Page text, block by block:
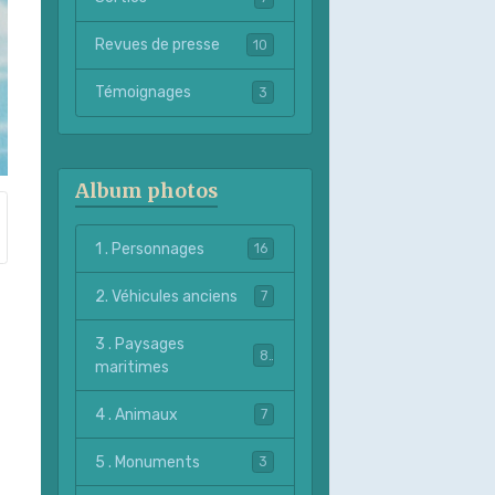
Revues de presse 10
Témoignages 3
Album photos
1 . Personnages 16
2. Véhicules anciens 7
3 . Paysages
maritimes
4 . Animaux 7
5 . Monuments 3